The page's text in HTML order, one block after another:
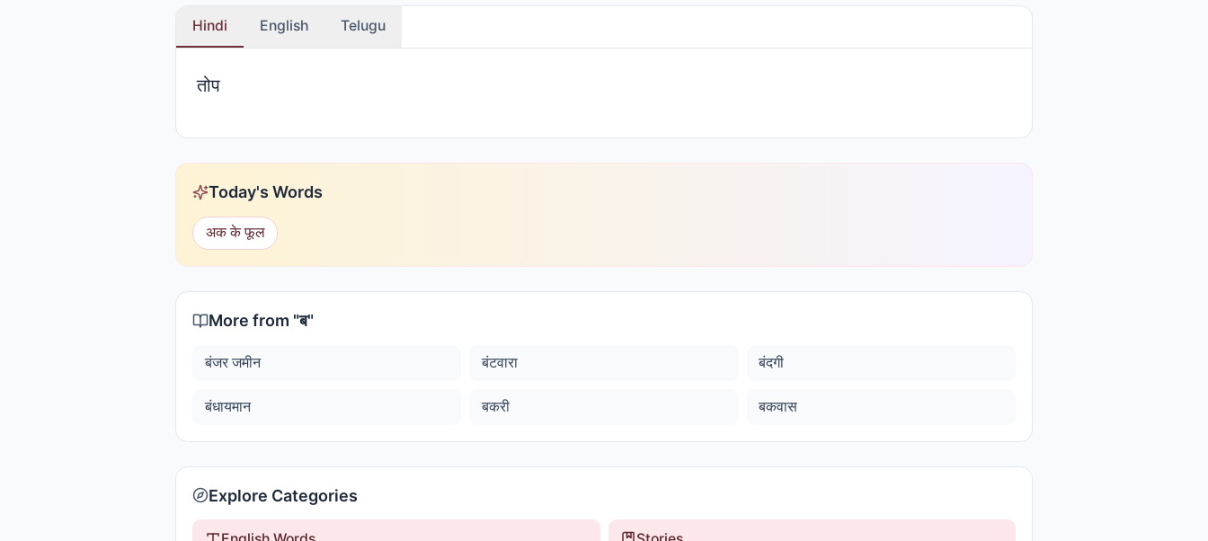
Hindi English Telugu
तोप
Today's Words
अक के फूल
More from "ब"
बंजर जमीन बंटवारा बंदगी
बंधायमान बकरी बकवास
Explore Categories